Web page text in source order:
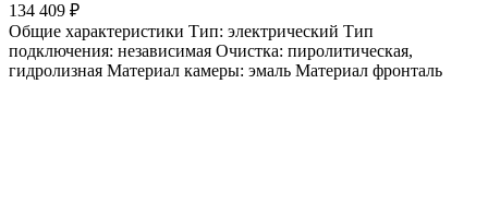
134 409 ₽
Общие характеристики Тип: электрический Тип
подключения: независимая Очистка: пиролитическая,
гидролизная Материал камеры: эмаль Материал фронталь